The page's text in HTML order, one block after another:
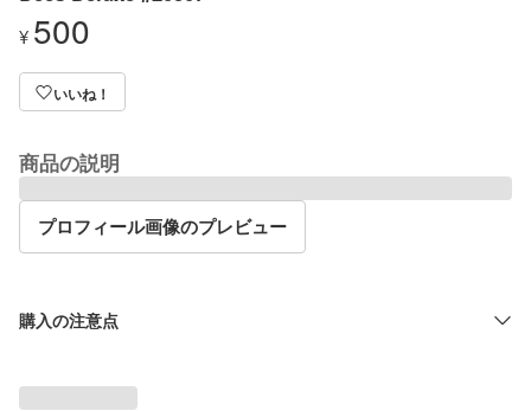
¥ 500
いいね！
商品の説明
プロフィール画像のプレビュー
購入の注意点